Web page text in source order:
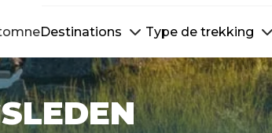
Destinations Type de trekking